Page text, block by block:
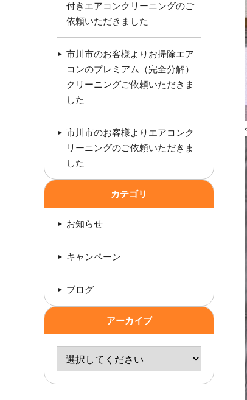
付きエアコンクリーニングのご
依頼いただきました
市川市のお客様よりお掃除エア
コンのプレミアム（完全分解）
クリーニングご依頼いただきま
した
市川市のお客様よりエアコンク
リーニングのご依頼いただきま
した
カテゴリ
お知らせ
キャンペーン
ブログ
アーカイブ